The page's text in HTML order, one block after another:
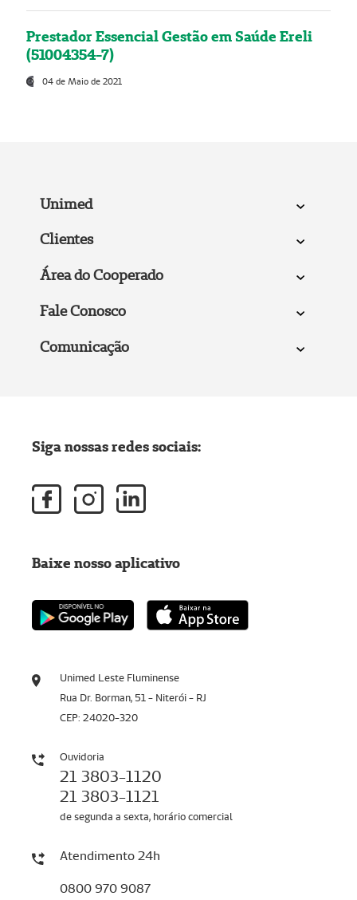
Prestador Essencial Gestão em Saúde Ereli
(51004354-7)
04 de Maio de 2021
Unimed
Clientes
Área do Cooperado
Fale Conosco
Comunicação
Unimed Leste Fluminense
Rua Dr. Borman, 51 - Niterói - RJ
CEP: 24020-320
Ouvidoria
21 3803-1120
21 3803-1121
de segunda a sexta, horário comercial
Atendimento 24h
0800 970 9087
Siga nossas redes sociais:
Baixe nosso aplicativo